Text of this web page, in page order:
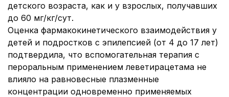
детского возраста, как и у взрослых, получавших
до 60 мг/кг/сут.
Оценка фармакокинетического взаимодействия у
детей и подростков с эпилепсией (от 4 до 17 лет)
подтвердила, что вспомогательная терапия с
пероральным применением леветирацетама не
влияло на равновесные плазменные
концентрации одновременно применяемых